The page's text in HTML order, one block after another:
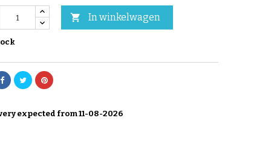
 In winkelwagen
expected from 11-08-2026